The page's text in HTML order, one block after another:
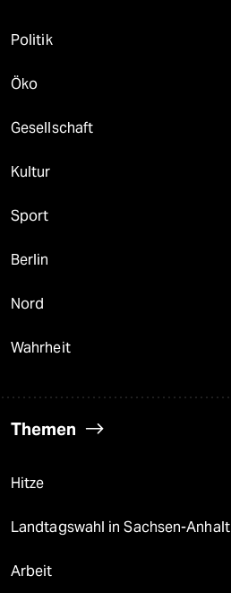
Politik
Öko
Gesellschaft
Kultur
Sport
Berlin
Nord
Wahrheit
Themen
Hitze
Landtagswahl in Sachsen-Anhalt
Arbeit